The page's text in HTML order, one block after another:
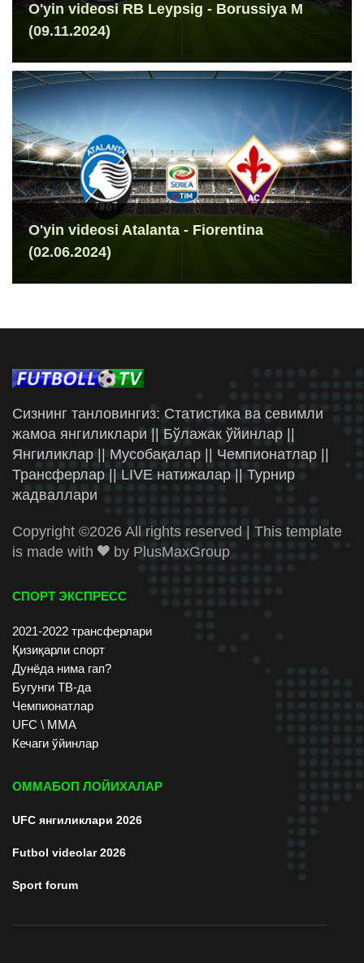
O'yin videosi RB Leypsig - Borussiya M
(09.11.2024)
O'yin videosi Atalanta - Fiorentina
(02.06.2024)
Сизнинг танловингиз: Статистика ва севимли
жамоа янгиликлари || Бўлажак ўйинлар ||
Янгиликлар || Мусобақалар || Чемпионатлар ||
Трансферлар || LIVE натижалар || Турнир
жадваллари
Copyright ©2026 All rights reserved | This template
is made with
by PlusMaxGroup
СПОРТ ЭКСПРЕСС
2021-2022 трансферлари
Қизиқарли спорт
Дунёда нима гап?
Бугунги ТВ-да
Чемпионатлар
UFC \ ММА
Кечаги ўйинлар
ОММАБОП ЛОЙИХАЛАР
UFC янгиликлари 2026
Futbol videolar 2026
Sport forum